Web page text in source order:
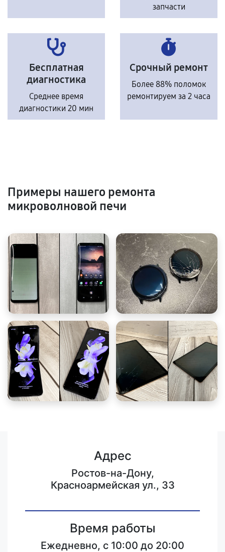
запчасти
Бесплатная
диагностика
Среднее время
диагностики 20 мин
Срочный ремонт
Более 88% поломок
ремонтируем за 2 часа
Примеры нашего ремонта
микроволновой печи
Адрес
Ростов-на-Дону,
Красноармейская ул., 33
Время работы
Ежедневно, с 10:00 до 20:00